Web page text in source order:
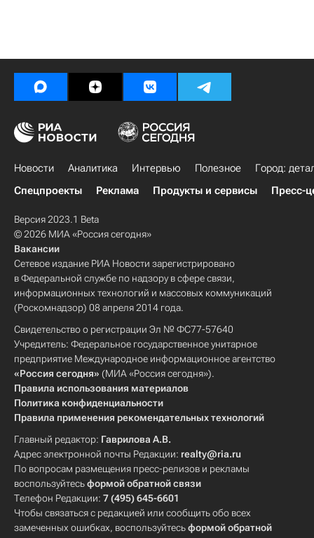
Новости Аналитика Интервью Полезное
Город:
Спецпроекты
Реклама Продукты и сервисы Пресс-
Версия 2023.1 Beta
© 2026 МИА «Россия сегодня»
Вакансии
Сетевое издание РИА Новости зарегистрировано
в Федеральной службе по надзору в сфере связи,
информационных технологий и массовых коммуникаций
(Роскомнадзор) 08 апреля 2014 года.
Свидетельство о регистрации Эл № ФС77-57640
Учредитель: Федеральное государственное унитарное
предприятие Международное информационное агентство
«Россия сегодня» (МИА «Россия сегодня»).
Правила использования материалов
Политика конфиденциальности
Правила применения рекомендательных технологий
Главный редактор: Гаврилова А.В.
Адрес электронной почты Редакции: realty@ria.ru
По вопросам размещения пресс-релизов и рекламы
воспользуйтесьформой обратной связи
Телефон Редакции: 7 (495) 645-6601
Чтобы связаться с редакцией или сообщить обо всех
замеченных ошибках, воспользуйтесьформой обратной